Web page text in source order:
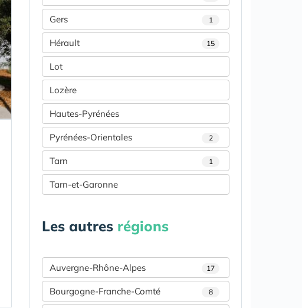
Gers 1
Hérault 15
Lot
Lozère
Hautes-Pyrénées
Pyrénées-Orientales 2
Tarn 1
Tarn-et-Garonne
Les autres régions
Auvergne-Rhône-Alpes 17
Bourgogne-Franche-Comté 8